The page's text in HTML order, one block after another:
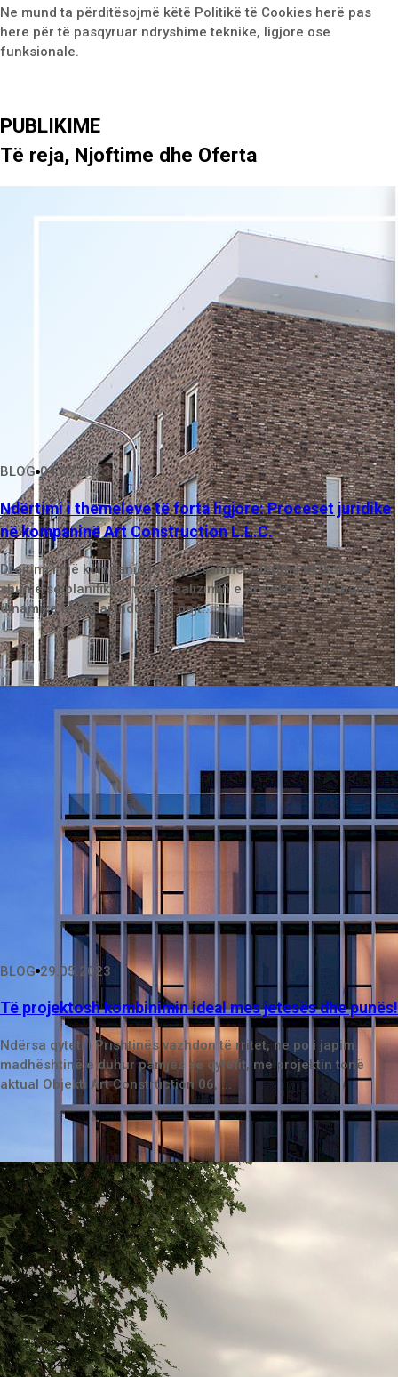
Ne mund ta përditësojmë këtë Politikë të Cookies herë pas
here për të pasqyruar ndryshime teknike, ligjore ose
funksionale.
PUBLIKIME
Të reja, Njoftime dhe Oferta
BLOG 04.07.2023
Ndërtimi i themeleve të forta ligjore: Proceset juridike
në kompaninë Art Construction L.L.C.
Drejtimi i një kompanie të suksesshme ndërtimi kërkon më
shumë se planifikimin dhe realizimin e projekteve. Në botën
dinamike të kësaj industrie, pajt...
BLOG 29.05.2023
Të projektosh kombinimin ideal mes jetesës dhe punës!
Ndërsa qyteti i Prishtinës vazhdon të rritet, ne po i japim
madhështinë e duhur pamjes së qytetit, me projektin tonë
aktual Objekti Art Construction 06, ...